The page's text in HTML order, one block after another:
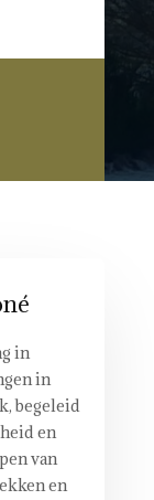
in
in
begeleid
en
van
en